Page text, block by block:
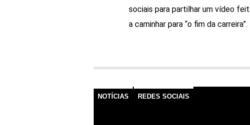
sociais para partilhar um vídeo
a caminhar para “o fim da
NOTÍCIAS REDES SOCIAIS